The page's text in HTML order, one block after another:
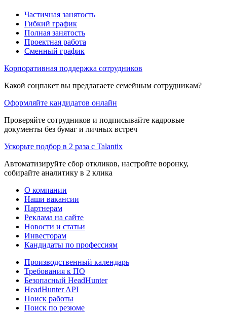
Частичная занятость
Гибкий график
Полная занятость
Проектная работа
Сменный график
Корпоративная поддержка сотрудников
Какой соцпакет вы предлагаете семейным сотрудникам?
Оформляйте кандидатов онлайн
Проверяйте сотрудников и подписывайте кадровые
документы без бумаг и личных встреч
Ускорьте подбор в 2 раза с Talantix
Автоматизируйте сбор откликов, настройте воронку,
собирайте аналитику в 2 клика
О компании
Наши вакансии
Партнерам
Реклама на сайте
Новости и статьи
Инвесторам
Кандидаты по профессиям
Производственный календарь
Требования к ПО
Безопасный HeadHunter
HeadHunter API
Поиск работы
Поиск по резюме